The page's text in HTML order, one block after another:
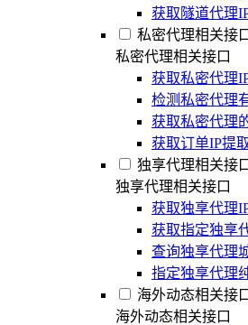
获取隧道代理
私密代理相关接
私密代理相关接口
获取私密代理
检测私密代理
获取私密代理
获取订单IP提
独享代理相关接
独享代理相关接口
获取独享代理
获取指定独享
查询独享代理
指定独享代理
海外动态相关接
海外动态相关接口